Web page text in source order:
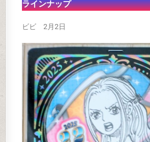
ラインナップ
ビビ 2月2日